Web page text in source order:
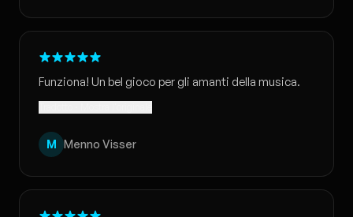
Funziona! Un bel gioco per gli amanti della musica.
M Menno Visser